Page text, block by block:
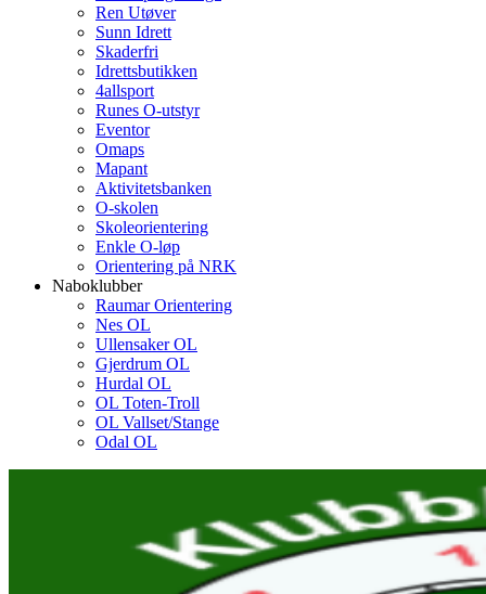
Ren Utøver
Sunn Idrett
Skaderfri
Idrettsbutikken
4allsport
Runes O-utstyr
Eventor
Omaps
Mapant
Aktivitetsbanken
O-skolen
Skoleorientering
Enkle O-løp
Orientering på NRK
Naboklubber
Raumar Orientering
Nes OL
Ullensaker OL
Gjerdrum OL
Hurdal OL
OL Toten-Troll
OL Vallset/Stange
Odal OL